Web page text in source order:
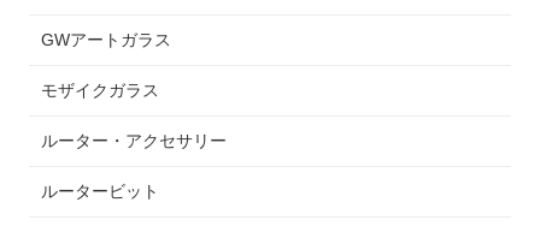
GWアートガラス
モザイクガラス
ルーター・アクセサリー
ルータービット